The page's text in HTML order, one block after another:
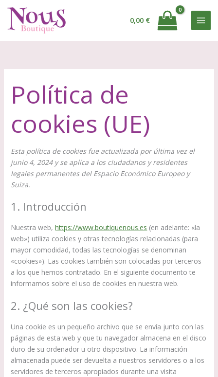
contenido
0,00 €
Política de
cookies (UE)
Esta política de cookies fue actualizada por última vez el
junio 4, 2024 y se aplica a los ciudadanos y residentes
legales permanentes del Espacio Económico Europeo y
Suiza.
1. Introducción
Nuestra web,https://www.boutiquenous.es (en adelante: «la
web») utiliza cookies y otras tecnologías relacionadas (para
mayor comodidad, todas las tecnologías se denominan
«cookies»). Las cookies también son colocadas por terceros
a los que hemos contratado. En el siguiente documento te
informamos sobre el uso de cookies en nuestra web.
2. ¿Qué son las cookies?
Una cookie es un pequeño archivo que se envía junto con las
páginas de esta web y que tu navegador almacena en el disco
duro de su ordenador u otro dispositivo. La información
almacenada puede ser devuelta a nuestros servidores o a los
servidores de terceros apropiados durante una visita